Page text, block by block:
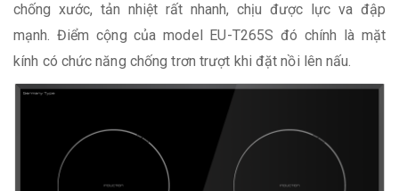
chống xước, tản nhiệt rất nhanh, chịu được lực va đập
mạnh. Điểm cộng của model EU-T265S đó chính là mặt
kính có chức năng chống trơn trượt khi đặt nồi lên nấu.